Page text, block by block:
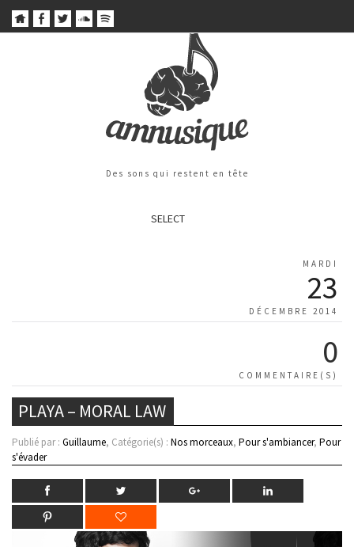
Des sons qui restent en tête
SELECT
MARDI
23
DÉCEMBRE 2014
0
COMMENTAIRE(S)
PLAYA – MORAL LAW
Publié par : Guillaume, Catégorie(s) : Nos morceaux, Pour s'ambiancer, Pour
s'évader